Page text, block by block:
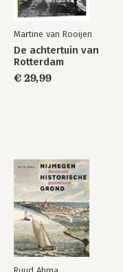
Martine van Rooijen
De achtertuin van
Rotterdam
€ 29,99